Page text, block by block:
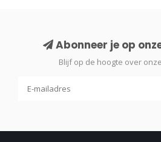
Abonneer je op
Blijf op de hoogte over